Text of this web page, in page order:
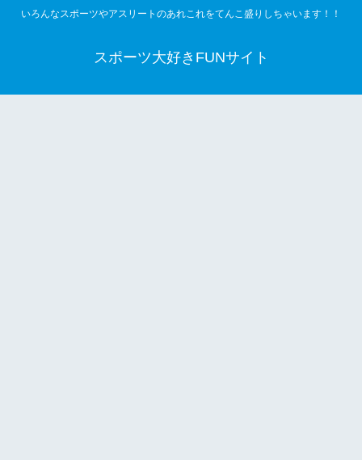
いろんなスポーツやアスリートのあれこれをてんこ盛りしちゃいます！！
スポーツ大好きFUNサイト